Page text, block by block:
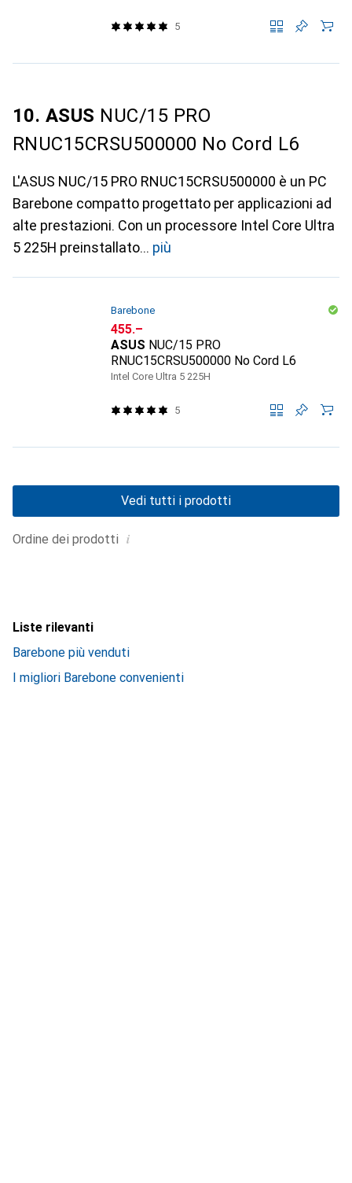
5
10. ASUS NUC/15 PRO
RNUC15CRSU500000 No Cord L6
L'ASUS NUC/15 PRO RNUC15CRSU500000 è un PC
Barebone compatto progettato per applicazioni ad
alte prestazioni. Con un processore Intel Core Ultra
5 225H preinstallato
più
Barebone
CHF
455.–
ASUS NUC/15 PRO
RNUC15CRSU500000 No Cord L6
Intel Core Ultra 5 225H
5
Ordine dei prodotti i
Vedi tutti i prodotti
Liste rilevanti
Barebone più venduti
I migliori Barebone convenienti